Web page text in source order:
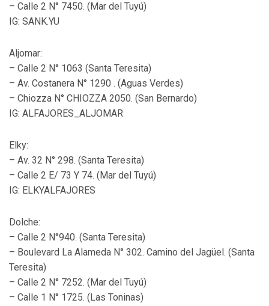
– Calle 2 N° 7450. (Mar del Tuyú)
IG: SANK.YU
Aljomar:
– Calle 2 N° 1063 (Santa Teresita)
– Av. Costanera N° 1290 . (Aguas Verdes)
– Chiozza N° CHIOZZA 2050. (San Bernardo)
IG: ALFAJORES_ALJOMAR
Elky:
– Av. 32 N° 298. (Santa Teresita)
– Calle 2 E/ 73 Y 74. (Mar del Tuyú)
IG: ELKYALFAJORES
Dolche:
– Calle 2 N°940. (Santa Teresita)
– Boulevard La Alameda N° 302. Camino del Jagüel. (Santa
Teresita)
– Calle 2 N° 7252. (Mar del Tuyú)
– Calle 1 N° 1725. (Las Toninas)